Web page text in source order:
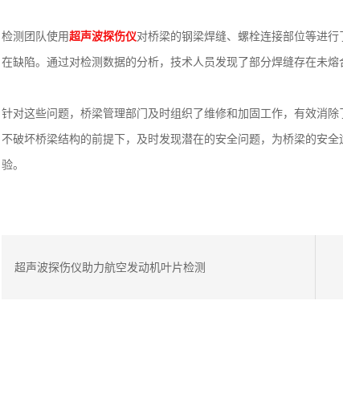
检测团队使用超声波探伤仪对桥梁的钢梁焊缝、螺栓连接部位等进行
在缺陷。通过对检测数据的分析，技术人员发现了部分焊缝存在未熔
针对这些问题，桥梁管理部门及时组织了维修和加固工作，有效消
不破坏桥梁结构的前提下，及时发现潜在的安全问题，为桥梁的安
验。
超声波探伤仪助力航空发动机叶片检测